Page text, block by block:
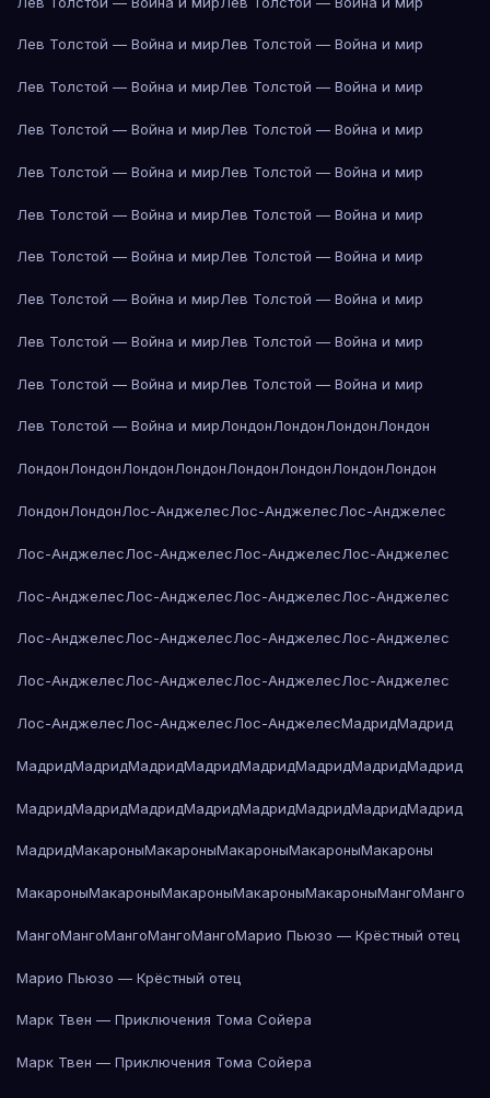
Лев Толстой — Война и мирЛев Толстой — Война и мир
Лев Толстой — Война и мирЛев Толстой — Война и мир
Лев Толстой — Война и мирЛев Толстой — Война и мир
Лев Толстой — Война и мирЛев Толстой — Война и мир
Лев Толстой — Война и мирЛев Толстой — Война и мир
Лев Толстой — Война и мирЛев Толстой — Война и мир
Лев Толстой — Война и мирЛев Толстой — Война и мир
Лев Толстой — Война и мирЛев Толстой — Война и мир
Лев Толстой — Война и мирЛев Толстой — Война и мир
Лев Толстой — Война и мирЛондонЛондонЛондонЛондон
ЛондонЛондонЛондонЛондонЛондонЛондонЛондонЛондон
ЛондонЛондонЛос-АнджелесЛос-АнджелесЛос-Анджелес
Лос-АнджелесЛос-АнджелесЛос-АнджелесЛос-Анджелес
Лос-АнджелесЛос-АнджелесЛос-АнджелесЛос-Анджелес
Лос-АнджелесЛос-АнджелесЛос-АнджелесЛос-Анджелес
Лос-АнджелесЛос-АнджелесЛос-АнджелесЛос-Анджелес
Лос-АнджелесЛос-АнджелесЛос-АнджелесМадридМадрид
МадридМадридМадридМадридМадридМадридМадридМадрид
МадридМадридМадридМадридМадридМадридМадридМадрид
МадридМакароныМакароныМакароныМакароныМакароны
МакароныМакароныМакароныМакароныМакароныМангоМанго
МангоМангоМангоМангоМангоМарио Пьюзо — Крёстный отец
Марио Пьюзо — Крёстный отец
Марк Твен — Приключения Тома Сойера
Марк Твен — Приключения Тома Сойера